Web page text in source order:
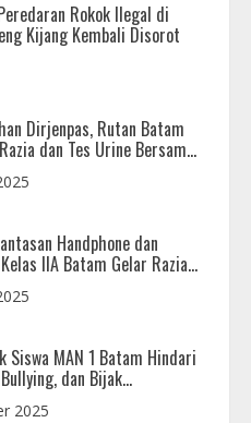
Rokok Ilegal di
Kijang Kembali Disorot
Dirjenpas, Rutan Batam
dan Tes Urine Bersama
Handphone dan
IIA Batam Gelar Razia
Hukum
Siswa MAN 1 Batam Hindari
dan Bijak
2025